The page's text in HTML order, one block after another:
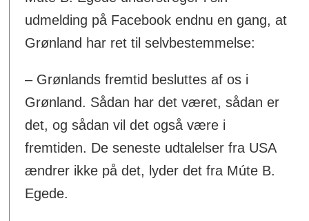
udmelding på Facebook endnu en gang, at
Grønland har ret til selvbestemmelse:
– Grønlands fremtid besluttes af os i
Grønland. Sådan har det været, sådan er
det, og sådan vil det også være i
fremtiden. De seneste udtalelser fra USA
ændrer ikke på det, lyder det fra Múte B.
Egede.